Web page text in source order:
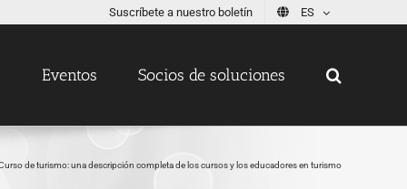
Suscríbete a nuestro boletín ES
Eventos Socios de soluciones
de turismo: una descripción completa de los cursos y los educadores en turismo